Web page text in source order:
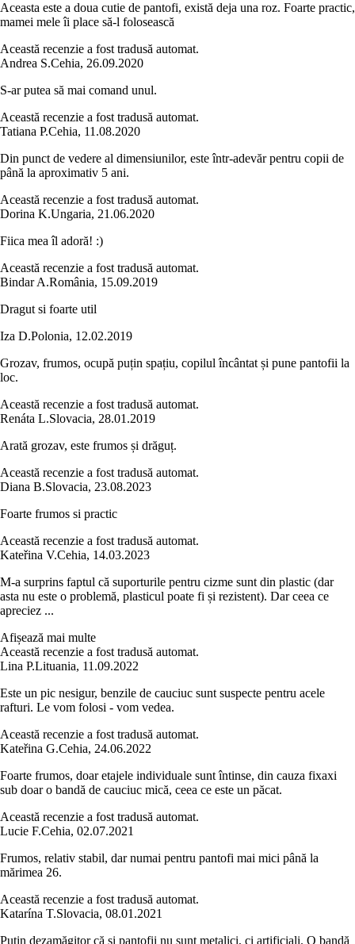
Aceasta este a doua cutie de pantofi, există deja una roz. Foarte practic,
mamei mele îi place să-l folosească
Această recenzie a fost tradusă automat.
Andrea S.Cehia, 26.09.2020
S-ar putea să mai comand unul.
Această recenzie a fost tradusă automat.
Tatiana P.Cehia, 11.08.2020
Din punct de vedere al dimensiunilor, este într-adevăr pentru copii de
până la aproximativ 5 ani.
Această recenzie a fost tradusă automat.
Dorina K.Ungaria, 21.06.2020
Fiica mea îl adoră! :)
Această recenzie a fost tradusă automat.
Bindar A.România, 15.09.2019
Dragut si foarte util
Iza D.Polonia, 12.02.2019
Grozav, frumos, ocupă puțin spațiu, copilul încântat și pune pantofii la
loc.
Această recenzie a fost tradusă automat.
Renáta L.Slovacia, 28.01.2019
Arată grozav, este frumos și drăguț.
Această recenzie a fost tradusă automat.
Diana B.Slovacia, 23.08.2023
Foarte frumos si practic
Această recenzie a fost tradusă automat.
Kateřina V.Cehia, 14.03.2023
M-a surprins faptul că suporturile pentru cizme sunt din plastic (dar
asta nu este o problemă, plasticul poate fi și rezistent). Dar ceea ce
apreciez ...
Afișează mai multe
Această recenzie a fost tradusă automat.
Lina P.Lituania, 11.09.2022
Este un pic nesigur, benzile de cauciuc sunt suspecte pentru acele
rafturi. Le vom folosi - vom vedea.
Această recenzie a fost tradusă automat.
Kateřina G.Cehia, 24.06.2022
Foarte frumos, doar etajele individuale sunt întinse, din cauza fixaxi
sub doar o bandă de cauciuc mică, ceea ce este un păcat.
Această recenzie a fost tradusă automat.
Lucie F.Cehia, 02.07.2021
Frumos, relativ stabil, dar numai pentru pantofi mai mici până la
mărimea 26.
Această recenzie a fost tradusă automat.
Katarína T.Slovacia, 08.01.2021
Puțin dezamăgitor că și pantofii nu sunt metalici, ci artificiali. O bandă